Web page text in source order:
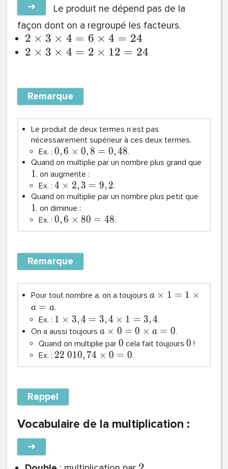
➔
Le produit ne dépend pas de la
façon dont on a regroupé les facteurs.
2 × 3 × 4 = 6 × 4 = 24
2 × 3 × 4 = 2 × 12 = 24
Remarque
Le produit de deux termes n’est pas
nécessairement supérieur à ces deux termes.
Ex. : 0,6 × 0,8 = 0,48.
Quand on multiplie par un nombre plus grand que
1, on augmente :
Ex. : 4 × 2, 3 = 9, 2.
Quand on multiplie par un nombre plus petit que
1, on diminue :
Ex. : 0,6 × 80 = 48.
Remarque
Pour tout nombre a, on a toujours a × 1 = 1 ×
a = a.
Ex. : 1 × 3,4 = 3,4 × 1 = 3,4.
On a aussi toujours a × 0 = 0 × a = 0.
Quand on multiplie par 0 cela fait toujours 0 !
Ex. : 22 010, 74 × 0 = 0.
Rappel
Vocabulaire de la multiplication :
➔